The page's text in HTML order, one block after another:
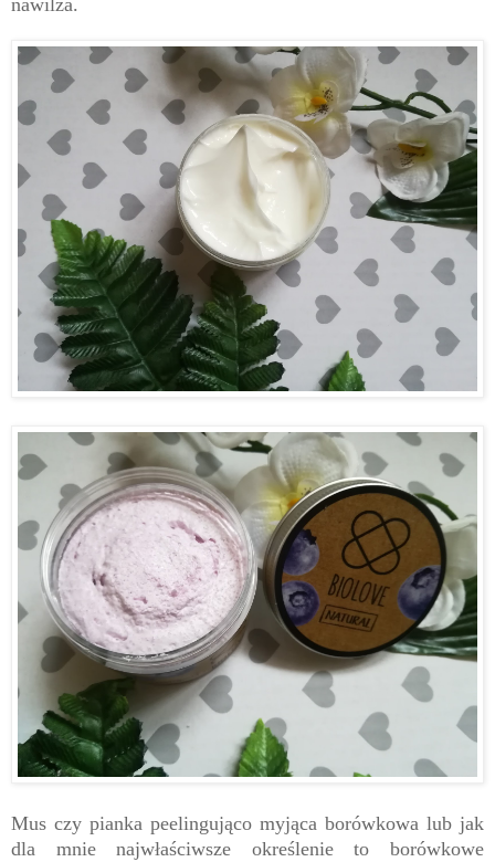
Mus czy pianka peelingująco myjąca borówkowa lub jak
dla mnie najwłaściwsze określenie to borówkowe